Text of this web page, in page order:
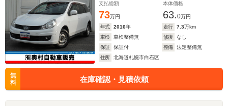
支払総額
73万円
本体価格
63.0万円
年式
2016年 走行 7.3万km
車検
車検整備無 修復
なし
保証
保証付 整備
法定整備無
住所
北海道札幌市白石区
無
料
在庫確認・見積依頼